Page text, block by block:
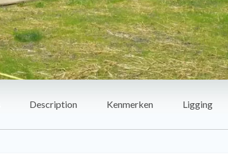
Description Kenmerken Ligging